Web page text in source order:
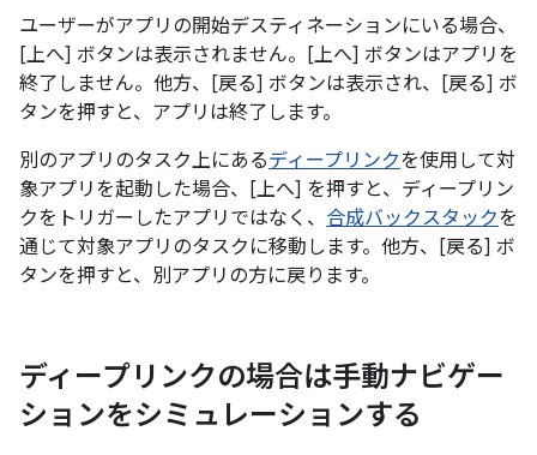
ユーザーがアプリの開始デスティネーションにいる場合、
[上へ] ボタンは表示されません。[上へ] ボタンはアプリを
終了しません。他方、[戻る] ボタンは表示され、[戻る] ボ
タンを押すと、アプリは終了します。
別のアプリのタスク上にあるディープリンクを使用して対
象アプリを起動した場合、[上へ] を押すと、ディープリン
クをトリガーしたアプリではなく、 合成バックスタックを
通じて対象アプリのタスクに移動します。他方、[戻る] ボ
タンを押すと、別アプリの方に戻ります。
ディープリンクの場合は手動ナビゲー
ションをシミュレーションする